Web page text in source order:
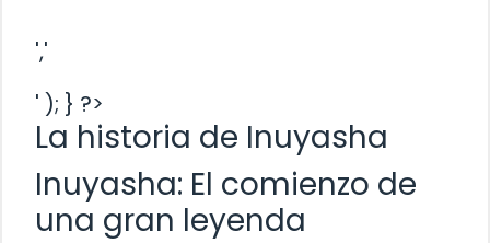
','
' ); } ?>
La historia de Inuyasha
Inuyasha: El comienzo de
una gran leyenda